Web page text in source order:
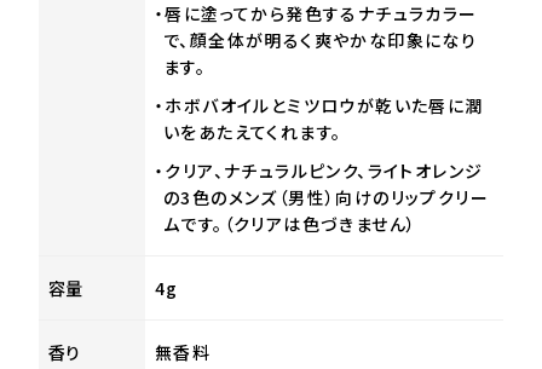
・唇に塗ってから発色するナチュラカラー
で、顔全体が明るく爽やかな印象になり
ます。
・ホボバオイルとミツロウが乾いた唇に潤
いをあたえてくれます。
・クリア、ナチュラルピンク、ライトオレンジ
の3色のメンズ（男性）向けのリップクリー
ムです。（クリアは色づきません）
容量 4g
香り 無香料